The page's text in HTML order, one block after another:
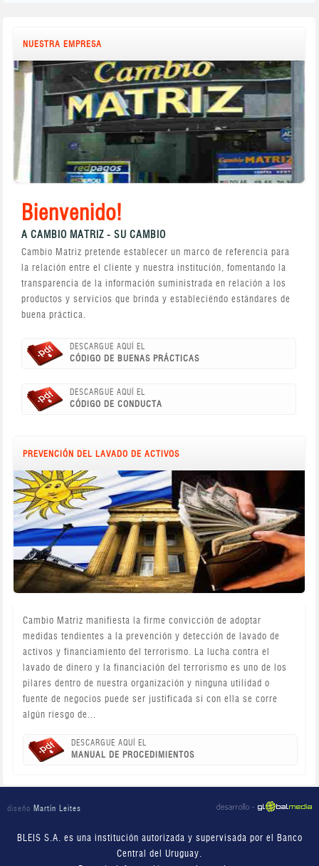
NUESTRA EMPRESA
Bienvenido!
A CAMBIO MATRIZ - SU CAMBIO
Cambio Matriz pretende establecer un marco de referencia para
la relación entre el cliente y nuestra institución, fomentando la
transparencia de la información suministrada en relación a los
productos y servicios que brinda y estableciéndo estándares de
buena práctica.
DESCARGUE AQUÍ EL
CÓDIGO DE BUENAS PRÁCTICAS
DESCARGUE AQUÍ EL
CÓDIGO DE CONDUCTA
PREVENCIÓN DEL LAVADO DE ACTIVOS
Cambio Matriz manifiesta la firme convicción de adoptar
medidas tendientes a la prevención y detección de lavado de
activos y financiamiento del terrorismo. La lucha contra el
lavado de dinero y la financiación del terrorismo es uno de los
pilares dentro de nuestra organización y ninguna utilidad o
fuente de negocios puede ser justificada si con ella se corre
algún riesgo de...
DESCARGUE AQUÍ EL
MANUAL DE PROCEDIMIENTOS
diseño Martín Leites
BLEIS S.A. es una institución autorizada y supervisada por el Banco
Central del Uruguay.